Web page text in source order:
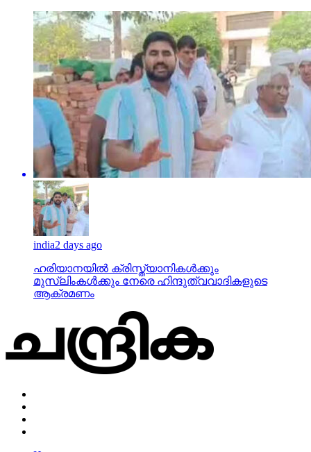
india2 days ago
ഹരിയാനയില്‍ ക്രിസ്ത്യാനികള്‍ക്കും
മുസ്‌ലിംകള്‍ക്കും നേരെ ഹിന്ദുത്വവാദികളുടെ
ആക്രമണം